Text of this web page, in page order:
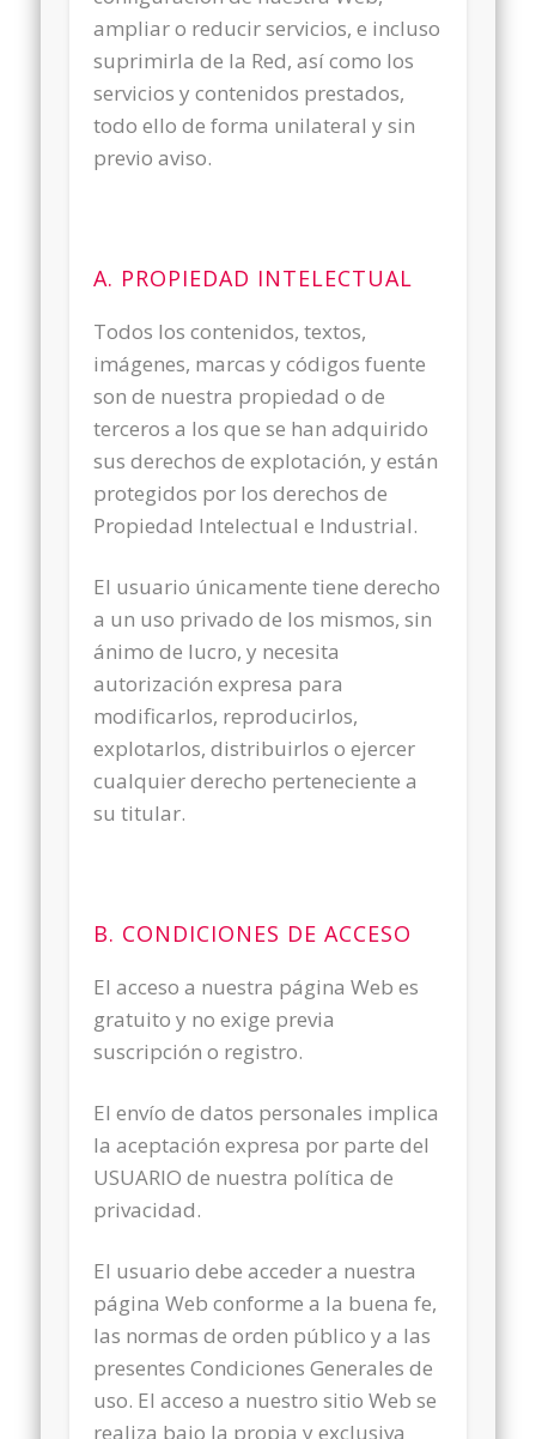
ampliar o reducir servicios, e incluso
suprimirla de la Red, así como los
servicios y contenidos prestados,
todo ello de forma unilateral y sin
previo aviso.
A. PROPIEDAD INTELECTUAL
Todos los contenidos, textos,
imágenes, marcas y códigos fuente
son de nuestra propiedad o de
terceros a los que se han adquirido
sus derechos de explotación, y están
protegidos por los derechos de
Propiedad Intelectual e Industrial.
El usuario únicamente tiene derecho
a un uso privado de los mismos, sin
ánimo de lucro, y necesita
autorización expresa para
modificarlos, reproducirlos,
explotarlos, distribuirlos o ejercer
cualquier derecho perteneciente a
su titular.
B. CONDICIONES DE ACCESO
El acceso a nuestra página Web es
gratuito y no exige previa
suscripción o registro.
El envío de datos personales implica
la aceptación expresa por parte del
USUARIO de nuestra política de
privacidad.
El usuario debe acceder a nuestra
página Web conforme a la buena fe,
las normas de orden público y a las
presentes Condiciones Generales de
uso. El acceso a nuestro sitio Web se
realiza bajo la propia y exclusiva